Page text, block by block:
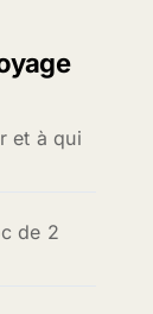
et à qui
de 2